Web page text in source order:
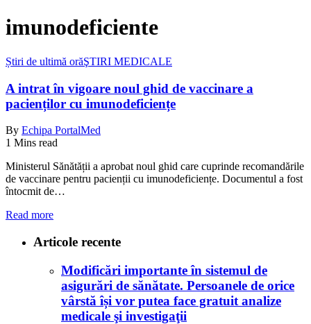
imunodeficiente
Știri de ultimă orăŞTIRI MEDICALE
A intrat în vigoare noul ghid de vaccinare a
pacienților cu imunodeficiențe
By Echipa PortalMed
1 Mins read
Ministerul Sănătății a aprobat noul ghid care cuprinde recomandările
de vaccinare pentru pacienții cu imunodeficiențe. Documentul a fost
întocmit de…
Read more
Articole recente
Modificări importante în sistemul de
asigurări de sănătate. Persoanele de orice
vârstă își vor putea face gratuit analize
medicale şi investigaţii